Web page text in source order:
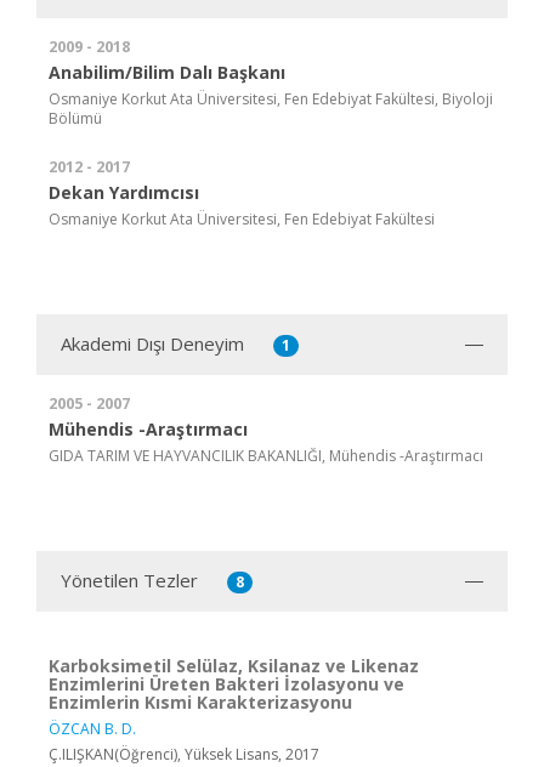
2009 - 2018
Anabilim/Bilim Dalı Başkanı
Osmaniye Korkut Ata Üniversitesi, Fen Edebiyat Fakültesi, Biyoloji
Bölümü
2012 - 2017
Dekan Yardımcısı
Osmaniye Korkut Ata Üniversitesi, Fen Edebiyat Fakültesi
Akademi Dışı Deneyim 1
2005 - 2007
Mühendis -Araştırmacı
GIDA TARIM VE HAYVANCILIK BAKANLIĞI, Mühendis -Araştırmacı
Yönetilen Tezler 8
Karboksimetil Selülaz, Ksilanaz ve Likenaz
Enzimlerini Üreten Bakteri İzolasyonu ve
Enzimlerin Kısmi Karakterizasyonu
ÖZCAN B. D.
Ç.ILIŞKAN(Öğrenci), Yüksek Lisans, 2017